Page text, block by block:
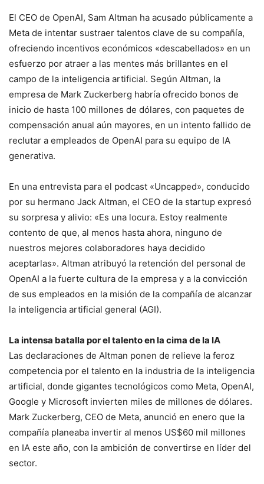
El CEO de OpenAI, Sam Altman ha acusado públicamente a
Meta de intentar sustraer talentos clave de su compañía,
ofreciendo incentivos económicos «descabellados» en un
esfuerzo por atraer a las mentes más brillantes en el
campo de la inteligencia artificial. Según Altman, la
empresa de Mark Zuckerberg habría ofrecido bonos de
inicio de hasta 100 millones de dólares, con paquetes de
compensación anual aún mayores, en un intento fallido de
reclutar a empleados de OpenAI para su equipo de IA
generativa.
En una entrevista para el podcast «Uncapped», conducido
por su hermano Jack Altman, el CEO de la startup expresó
su sorpresa y alivio: «Es una locura. Estoy realmente
contento de que, al menos hasta ahora, ninguno de
nuestros mejores colaboradores haya decidido
aceptarlas». Altman atribuyó la retención del personal de
OpenAI a la fuerte cultura de la empresa y a la convicción
de sus empleados en la misión de la compañía de alcanzar
la inteligencia artificial general (AGI).
La intensa batalla por el talento en la cima de la IA
Las declaraciones de Altman ponen de relieve la feroz
competencia por el talento en la industria de la inteligencia
artificial, donde gigantes tecnológicos como Meta, OpenAI,
Google y Microsoft invierten miles de millones de dólares.
Mark Zuckerberg, CEO de Meta, anunció en enero que la
compañía planeaba invertir al menos US$60 mil millones
en IA este año, con la ambición de convertirse en líder del
sector.